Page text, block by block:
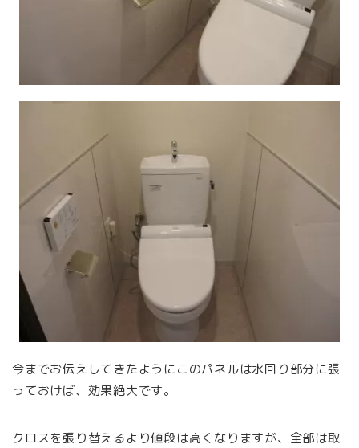
今までお伝えしてきたようにこのパネルは水回り部分に張
っておけば、効果絶大です。
クロスを張り替えるより値段は高くなりますが、全部は取